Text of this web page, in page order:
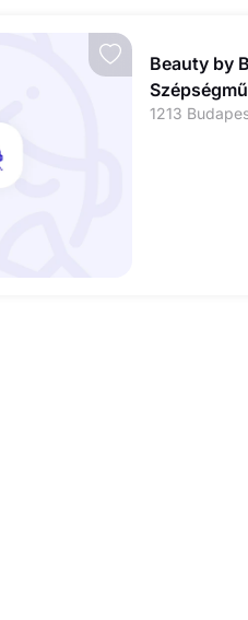
Beauty by
1213